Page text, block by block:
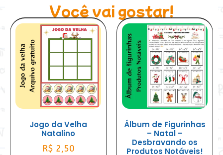
Você vai gostar!
Jogo da Velha
Natalino
R$ 2,50
Álbum de Figurinhas
– Natal –
Desbravando os
Produtos Notáveis!